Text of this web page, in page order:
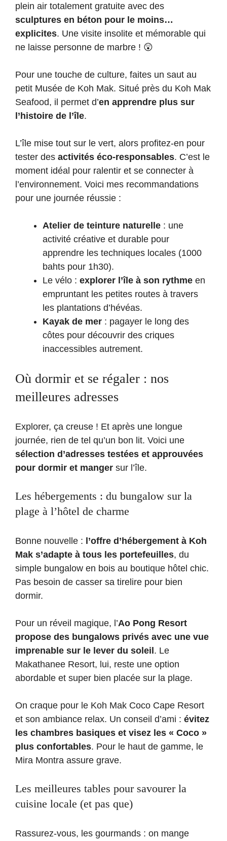
plein air totalement gratuite avec des
sculptures en béton pour le moins…
explicites. Une visite insolite et mémorable qui
ne laisse personne de marbre ! 😲
Pour une touche de culture, faites un saut au
petit Musée de Koh Mak. Situé près du Koh Mak
Seafood, il permet d’en apprendre plus sur
l’histoire de l’île.
L’île mise tout sur le vert, alors profitez-en pour
tester des activités éco-responsables. C’est le
moment idéal pour ralentir et se connecter à
l’environnement. Voici mes recommandations
pour une journée réussie :
Atelier de teinture naturelle : une
activité créative et durable pour
apprendre les techniques locales (1000
bahts pour 1h30).
Le vélo : explorer l’île à son rythme en
empruntant les petites routes à travers
les plantations d’hévéas.
Kayak de mer : pagayer le long des
côtes pour découvrir des criques
inaccessibles autrement.
Où dormir et se régaler : nos
meilleures adresses
Explorer, ça creuse ! Et après une longue
journée, rien de tel qu’un bon lit. Voici une
sélection d’adresses testées et approuvées
pour dormir et manger sur l’île.
Les hébergements : du bungalow sur la
plage à l’hôtel de charme
Bonne nouvelle : l’offre d’hébergement à Koh
Mak s’adapte à tous les portefeuilles, du
simple bungalow en bois au boutique hôtel chic.
Pas besoin de casser sa tirelire pour bien
dormir.
Pour un réveil magique, l’Ao Pong Resort
propose des bungalows privés avec une vue
imprenable sur le lever du soleil. Le
Makathanee Resort, lui, reste une option
abordable et super bien placée sur la plage.
On craque pour le Koh Mak Coco Cape Resort
et son ambiance relax. Un conseil d’ami : évitez
les chambres basiques et visez les « Coco »
plus confortables. Pour le haut de gamme, le
Mira Montra assure grave.
Les meilleures tables pour savourer la
cuisine locale (et pas que)
Rassurez-vous, les gourmands : on mange